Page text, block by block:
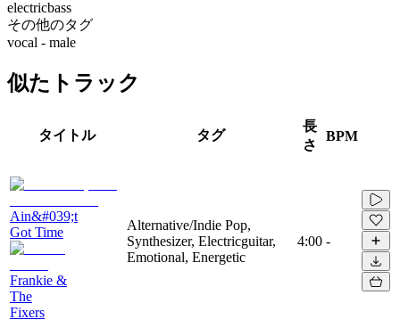
electricbass
その他のタグ
vocal - male
似たトラック
タイトル タグ
長
さ
BPM
Ain&#039;t
Got Time
Frankie &
The
Fixers
Alternative/Indie Pop,
Synthesizer, Electricguitar,
Emotional, Energetic
4:00 -